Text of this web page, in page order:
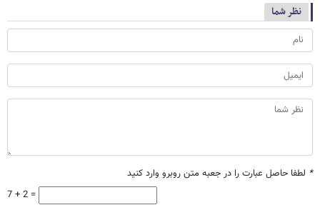
نظر شما
* لطفا حاصل عبارت را در جعبه متن روبرو وارد کنید
7 + 2 =